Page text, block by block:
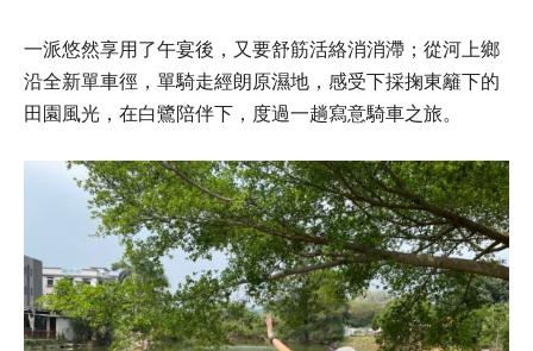
一派悠然享用了午宴後，又要舒筋活絡消消滯；從河上鄉
沿全新單車徑，單騎走經朗原濕地，感受下採掬東籬下的
田園風光，在白鷺陪伴下，度過一趟寫意騎車之旅。